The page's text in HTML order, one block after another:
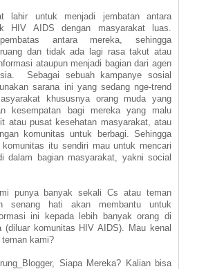
lahir untuk menjadi jembatan antara
HIV AIDS dengan masyarakat luas.
antara mereka, sehingga
dan tidak ada lagi rasa takut atau
ataupun menjadi bagian dari agen
Sebagai sebuah kampanye sosial
sarana ini yang sedang nge-trend
khususnya orang muda yang
kesempatan bagi mereka yang malu
atau pusat kesehatan masyarakat, atau
komunitas untuk berbagi. Sehingga
itu sendiri mau untuk mencari
dalam bagian masyarakat, yakni social
punya banyak sekali Cs atau teman
senang hati akan membantu untuk
ini kepada lebih banyak orang di
(diluar komunitas HIV AIDS). Mau kenal
kami?
Siapa Mereka? Kalian bisa